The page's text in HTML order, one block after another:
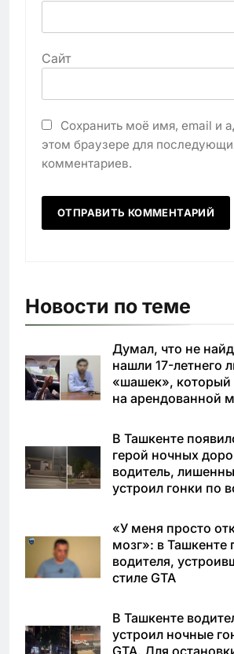
Сайт
Сохранить моё имя, email и
этом браузере для
комментариев.
Новости по теме
Думал, что не
нашли 17-летнего
«шашек», который
на арендованной
В Ташкенте
герой ночных
водитель,
устроил гонки по
«У меня просто
мозг»: в Ташкенте
водителя,
стиле GTA
В Ташкенте
устроил ночные
GTA. Для